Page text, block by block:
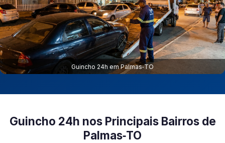
Guincho 24h em Palmas‑TO
Guincho 24h nos Principais Bairros de
Palmas‑TO